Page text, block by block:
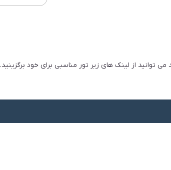
توانید از لینک های زیر تور مناسبی برای خود برگزینید.